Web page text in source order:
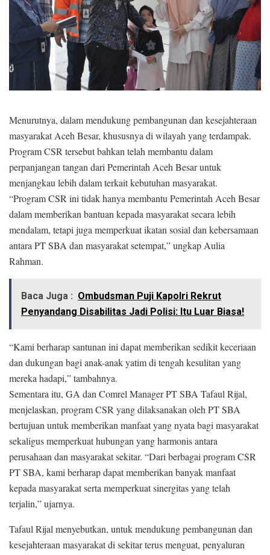
Menurutnya, dalam mendukung pembangunan dan kesejahteraan
masyarakat Aceh Besar, khususnya di wilayah yang terdampak.
Program CSR tersebut bahkan telah membantu dalam
perpanjangan tangan dari Pemerintah Aceh Besar untuk
menjangkau lebih dalam terkait kebutuhan masyarakat.
“Program CSR ini tidak hanya membantu Pemerintah Aceh Besar
dalam memberikan bantuan kepada masyarakat secara lebih
mendalam, tetapi juga memperkuat ikatan sosial dan kebersamaan
antara PT SBA dan masyarakat setempat,” ungkap Aulia
Rahman.
Baca Juga : Ombudsman Puji Kapolri Rekrut
Penyandang Disabilitas Jadi Polisi: Itu Luar Biasa!
“Kami berharap santunan ini dapat memberikan sedikit keceriaan
dan dukungan bagi anak-anak yatim di tengah kesulitan yang
mereka hadapi,” tambahnya.
Sementara itu, GA dan Comrel Manager PT SBA Tafaul Rijal,
menjelaskan, program CSR yang dilaksanakan oleh PT SBA
bertujuan untuk memberikan manfaat yang nyata bagi masyarakat
sekaligus memperkuat hubungan yang harmonis antara
perusahaan dan masyarakat sekitar. “Dari berbagai program CSR
PT SBA, kami berharap dapat memberikan banyak manfaat
kepada masyarakat serta memperkuat sinergitas yang telah
terjalin,” ujarnya.
Tafaul Rijal menyebutkan, untuk mendukung pembangunan dan
kesejahteraan masyarakat di sekitar terus menguat, penyaluran